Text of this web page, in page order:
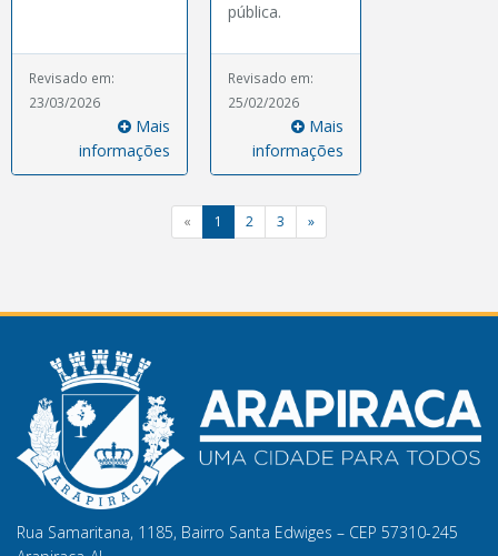
Revisado em:
23/03/2026
Mais
informações
pública.
Revisado em:
25/02/2026
Mais
informações
« 1 2 3 »
Rua Samaritana, 1185, Bairro Santa Edwiges – CEP 57310-245